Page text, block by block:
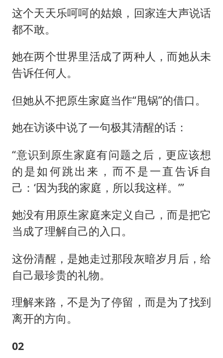
这个天天乐呵呵的姑娘，回家连大声说话
都不敢。
她在两个世界里活成了两种人，而她从未
告诉任何人。
但她从不把原生家庭当作“甩锅”的借口。
她在访谈中说了一句极其清醒的话：
“意识到原生家庭有问题之后，更应该想
的是如何跳出来，而不是一直告诉自
己：‘因为我的家庭，所以我这样。’”
她没有用原生家庭来定义自己，而是把它
当成了理解自己的入口。
这份清醒，是她走过那段灰暗岁月后，给
自己最珍贵的礼物。
理解来路，不是为了停留，而是为了找到
离开的方向。
02